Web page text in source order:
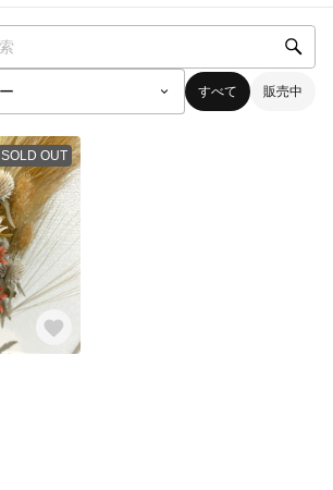
すべて 販売中
SOLD OUT